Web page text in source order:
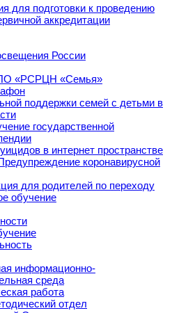
для подготовки к проведению
аккредитации
России
«РСРЦН «Семья»
поддержки семей с детьми в
государственной
в интернет пространстве
коронавирусной
для родителей по переходу
обучение
информационно-
среда
работа
отдел